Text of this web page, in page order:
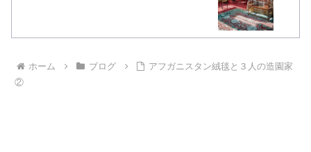
ホーム ブログ
アフガニスタン絨毯と３人の造園家
②